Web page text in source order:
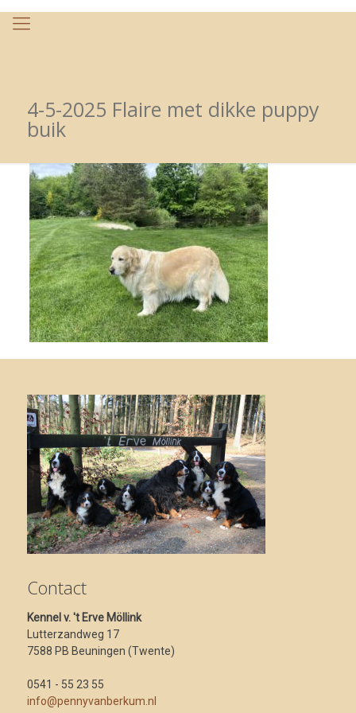
4-5-2025 Flaire met dikke puppy
buik
Contact
Kennel v. 't Erve Möllink
Lutterzandweg 17
7588 PB Beuningen (Twente)
0541 - 55 23 55
info@pennyvanberkum.nl